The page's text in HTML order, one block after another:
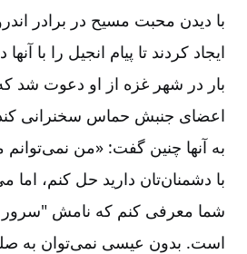
با دیدن محبت مسیح در برادر
ایجاد کردند تا پیام انجیل را با
اعضای جنبش حماس سخنرانی
به آنها چنین گفت: «من
با دشمنان‌تان دارید حل کنم، اما
شما معرفی کنم که نامش
است. بدون عیسی نمی‌توان به